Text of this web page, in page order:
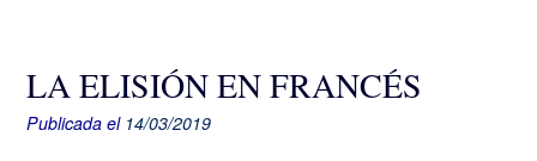
LA ELISIÓN EN FRANCÉS
Publicada el 14/03/2019